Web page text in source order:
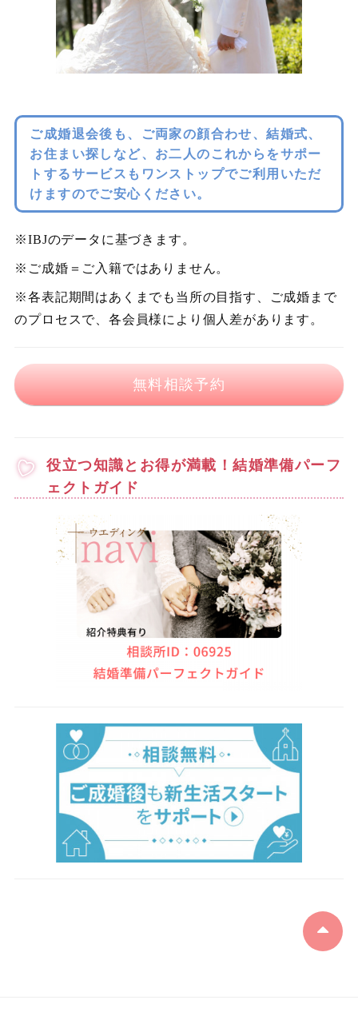
ご成婚退会後も、ご両家の顔合わせ、結婚式、
お住まい探しなど、お二人のこれからをサポー
トするサービスもワンストップでご利用いただ
けますのでご安心ください。
※IBJのデータに基づきます。
※ご成婚＝ご入籍ではありません。
※各表記期間はあくまでも当所の目指す、ご成婚まで
のプロセスで、各会員様により個人差があります。
無料相談予約
役立つ知識とお得が満載！結婚準備パーフ
ェクトガイド